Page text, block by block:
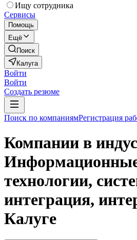
Ищу сотрудника
Сервисы
Помощь
Ещё
Поиск
Калуга
Войти
Войти
Создать резюме
Поиск по компаниямРегистрация
Компании в
технологии,
интеграция,
Калуге